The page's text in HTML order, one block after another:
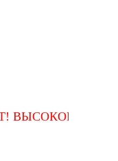
КАЧЕСТВО